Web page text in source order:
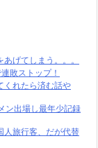
げてしまう。。。
敗ストップ！
くれたら済む話や
ン出場し最年少記録
人旅行客、だが代替